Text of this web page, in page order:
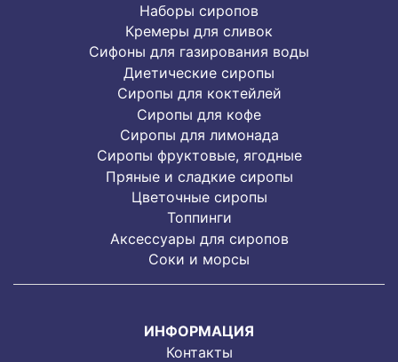
Наборы сиропов
Кремеры для сливок
Сифоны для газирования воды
Диетические сиропы
Сиропы для коктейлей
Сиропы для кофе
Сиропы для лимонада
Cиропы фруктовые, ягодные
Пряные и сладкие сиропы
Цветочные сиропы
Топпинги
Аксессуары для сиропов
Соки и морсы
ИНФОРМАЦИЯ
Контакты